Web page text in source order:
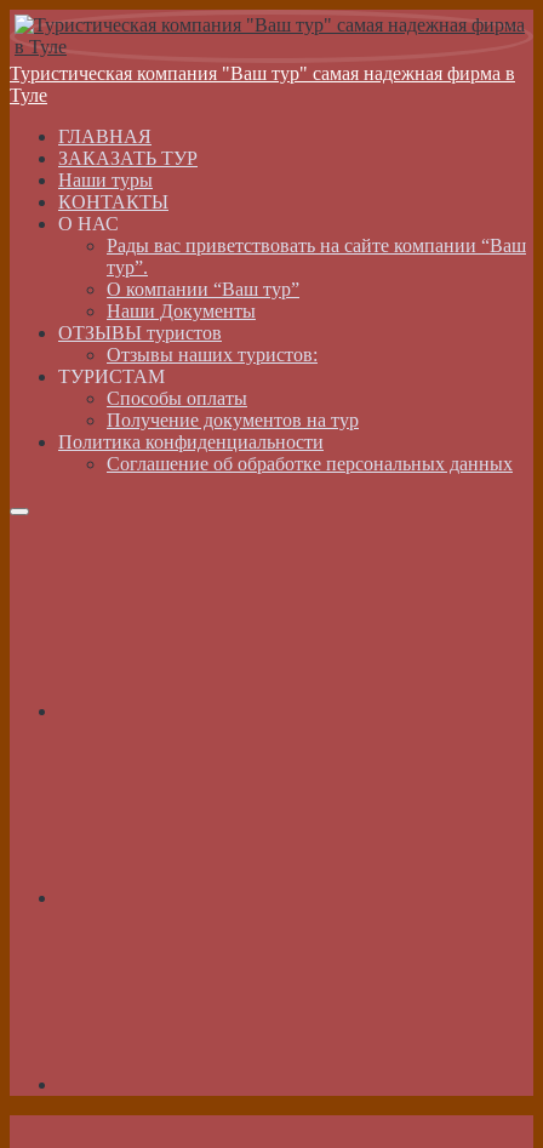
Туристическая компания "Ваш тур" самая надежная фирма в
Туле
ГЛАВНАЯ
ЗАКАЗАТЬ ТУР
Наши туры
КОНТАКТЫ
О НАС
Рады вас приветствовать на сайте компании “Ваш
тур”.
О компании “Ваш тур”
Наши Документы
ОТЗЫВЫ туристов
Отзывы наших туристов:
ТУРИСТАМ
Способы оплаты
Получение документов на тур
Политика конфиденциальности
Соглашение об обработке персональных данных